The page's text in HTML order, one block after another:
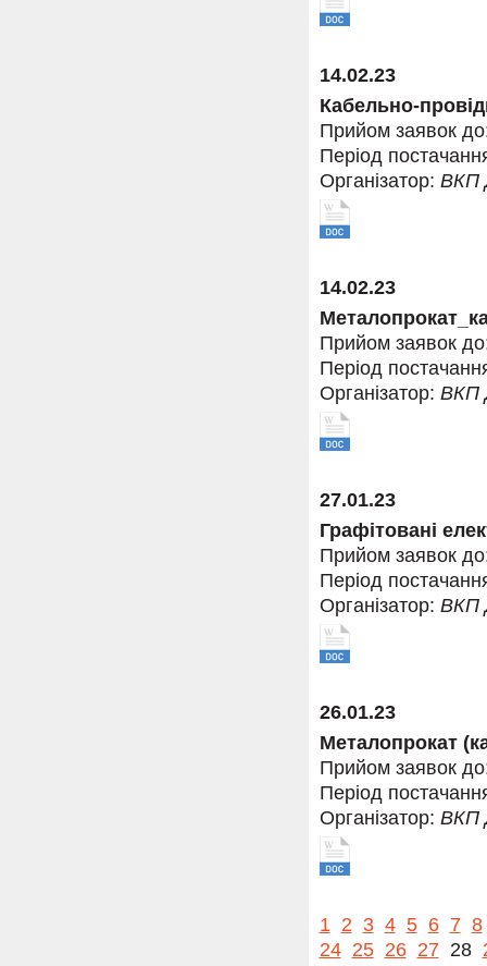
14.02.23
Кабельно-
Прийом заявок
Період
Організатор: ВКП
14.02.23
Прийом заявок
Період
Організатор: ВКП
27.01.23
Графітовані
Прийом заявок
Період
Організатор: ВКП
26.01.23
Металопрокат
Прийом заявок
Період
Організатор: ВКП
1 2 3 4 5 6 7 8
24 25 26 2728